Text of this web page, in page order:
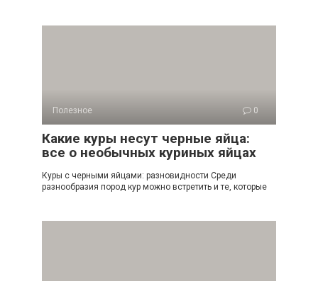
Полезное 0
Какие куры несут черные яйца:
все о необычных куриных яйцах
Куры с черными яйцами: разновидности Среди
разнообразия пород кур можно встретить и те, которые